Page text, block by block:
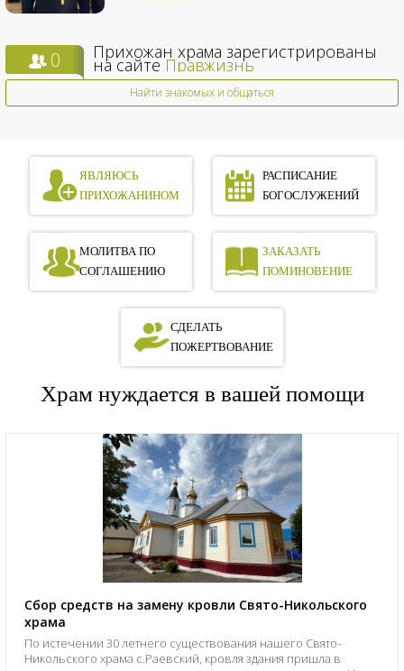
0 Прихожан храма зарегистрированы
на сайте Правжизнь
Найти знакомых и общаться
ЯВЛЯЮСЬ
ПРИХОЖАНИНОМ
РАСПИСАНИЕ
БОГОСЛУЖЕНИЙ
МОЛИТВА ПО
СОГЛАШЕНИЮ
ЗАКАЗАТЬ
ПОМИНОВЕНИЕ
СДЕЛАТЬ
ПОЖЕРТВОВАНИЕ
Храм нуждается в вашей помощи
Сбор средств на замену кровли Свято-Никольского
храма
По истечении 30 летнего существования нашего Свято-
Никольского храма с.Раевский, кровля здания пришла в